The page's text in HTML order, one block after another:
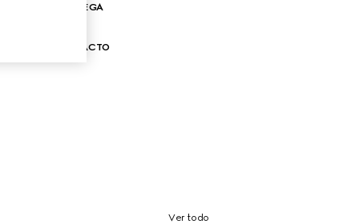
ENVÍO Y ENTREGA
CONTACTO
Ver todo